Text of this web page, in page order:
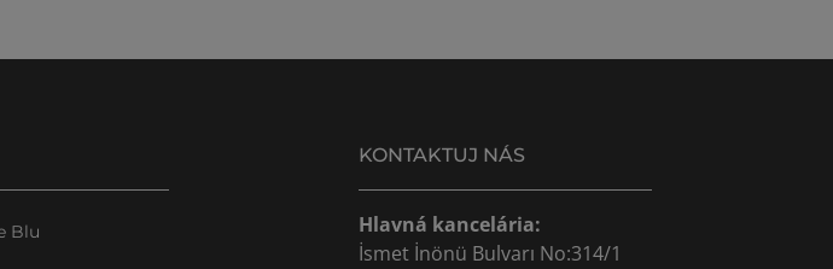
Blu
KONTAKTUJ NÁS
Hlavná kancelária:
İsmet İnönü Bulvarı No:314/1